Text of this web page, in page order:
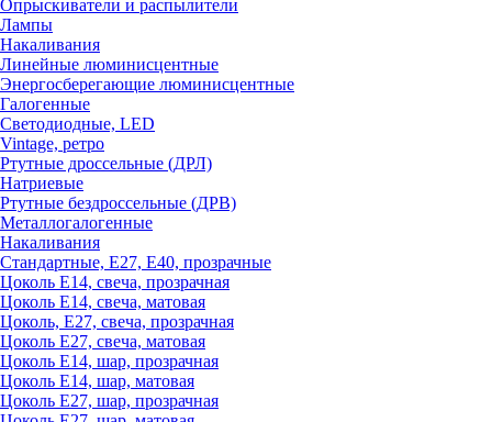
Опрыскиватели и распылители
Лампы
Накаливания
Линейные люминисцентные
Энергосберегающие люминисцентные
Галогенные
Светодиодные, LED
Vintage, ретро
Ртутные дроссельные (ДРЛ)
Натриевые
Ртутные бездроссельные (ДРВ)
Металлогалогенные
Накаливания
Стандартные, Е27, Е40, прозрачные
Цоколь Е14, свеча, прозрачная
Цоколь Е14, свеча, матовая
Цоколь, Е27, свеча, прозрачная
Цоколь Е27, свеча, матовая
Цоколь Е14, шар, прозрачная
Цоколь Е14, шар, матовая
Цоколь Е27, шар, прозрачная